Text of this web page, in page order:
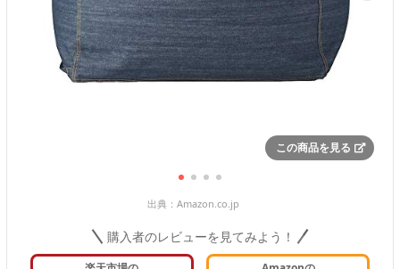
この商品を見る
出典： Amazon.co.jp
購入者のレビューを見てみよう！